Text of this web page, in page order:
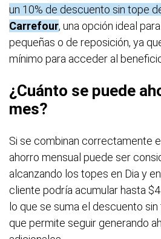
un 10% de descuento sin tope
Carrefour, una opción ideal
pequeñas o de reposición, ya
mínimo para acceder al
¿Cuánto se puede
mes?
Si se combinan correctamente
ahorro mensual puede ser
alcanzando los topes en Dia y
cliente podría acumular hasta
lo que se suma el descuento
que permite seguir generando